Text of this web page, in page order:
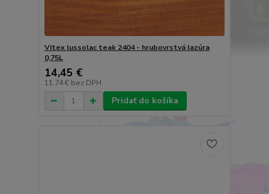
Vitex lussolac teak 2404 - hrubovrstvá lazúra
0,75L
14,45 €
11,74 € bez DPH
Pridať do košíka